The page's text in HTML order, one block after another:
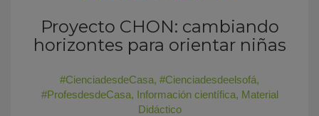
Proyecto CHON: cambiando
horizontes para orientar niñas
#CienciadesdeCasa, #Cienciadesdeelsofá,
#ProfesdesdeCasa, Información científica, Material
Didáctico